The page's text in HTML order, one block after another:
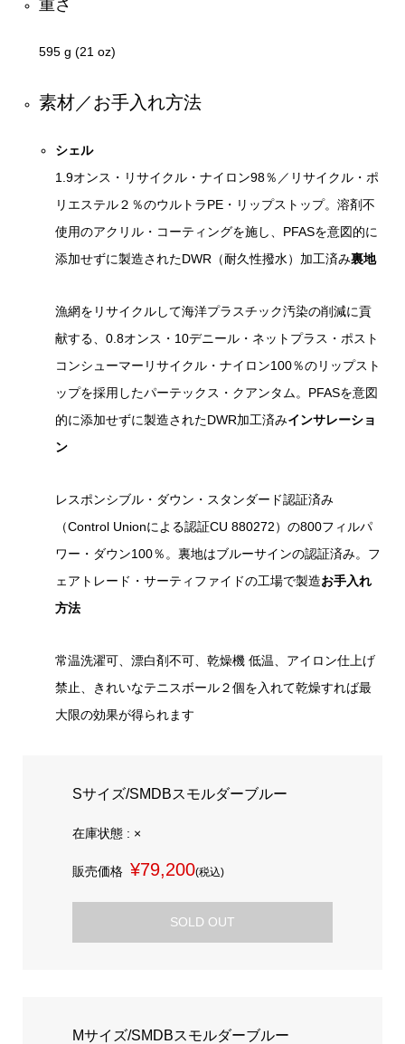
重さ
595 g (21 oz)
素材／お手入れ方法
シェル
1.9オンス・リサイクル・ナイロン98％／リサイクル・ポ
リエステル２％のウルトラPE・リップストップ。溶剤不
使用のアクリル・コーティングを施し、PFASを意図的に
添加せずに製造されたDWR（耐久性撥水）加工済み裏地
漁網をリサイクルして海洋プラスチック汚染の削減に貢
献する、0.8オンス・10デニール・ネットプラス・ポスト
コンシューマーリサイクル・ナイロン100％のリップスト
ップを採用したパーテックス・クアンタム。PFASを意図
的に添加せずに製造されたDWR加工済みインサレーショ
ン
レスポンシブル・ダウン・スタンダード認証済み
（Control Unionによる認証CU 880272）の800フィルパ
ワー・ダウン100％。裏地はブルーサインの認証済み。フ
ェアトレード・サーティファイドの工場で製造お手入れ
方法
常温洗濯可、漂白剤不可、乾燥機 低温、アイロン仕上げ
禁止、きれいなテニスボール２個を入れて乾燥すれば最
大限の効果が得られます
Sサイズ/SMDBスモルダーブルー
在庫状態 : ×
販売価格 ¥79,200(税込)
SOLD OUT
Mサイズ/SMDBスモルダーブルー